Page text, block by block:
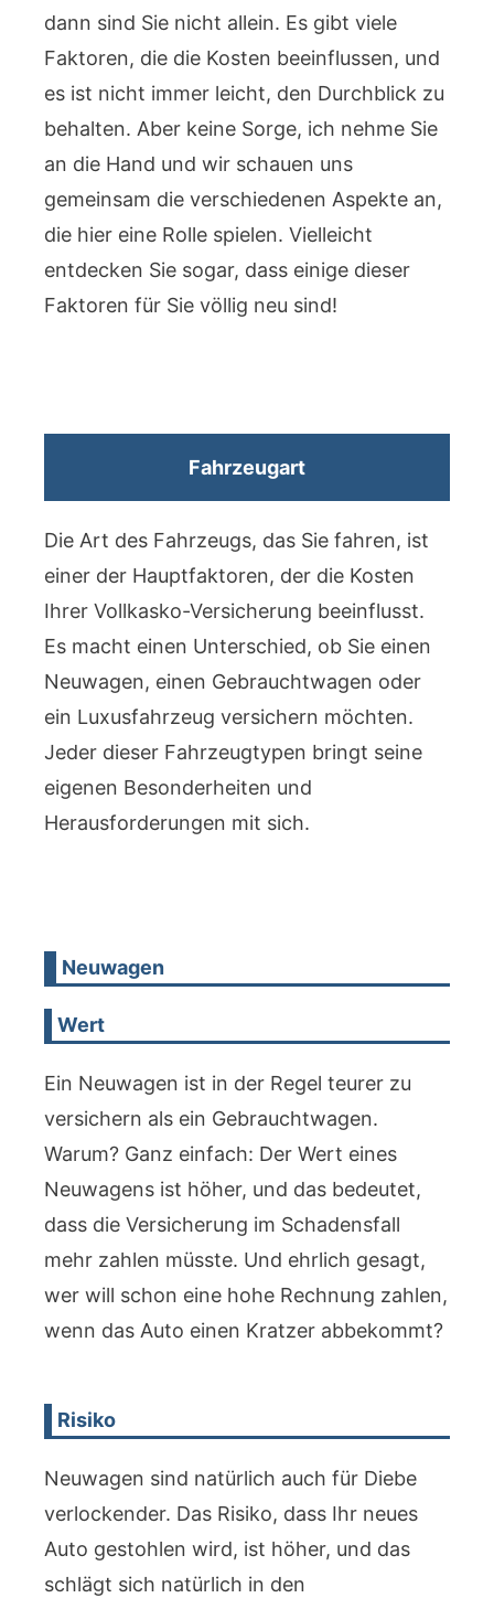
dann sind Sie nicht allein. Es gibt viele
Faktoren, die die Kosten beeinflussen, und
es ist nicht immer leicht, den Durchblick zu
behalten. Aber keine Sorge, ich nehme Sie
an die Hand und wir schauen uns
gemeinsam die verschiedenen Aspekte an,
die hier eine Rolle spielen. Vielleicht
entdecken Sie sogar, dass einige dieser
Faktoren für Sie völlig neu sind!
Fahrzeugart
Die Art des Fahrzeugs, das Sie fahren, ist
einer der Hauptfaktoren, der die Kosten
Ihrer Vollkasko-Versicherung beeinflusst.
Es macht einen Unterschied, ob Sie einen
Neuwagen, einen Gebrauchtwagen oder
ein Luxusfahrzeug versichern möchten.
Jeder dieser Fahrzeugtypen bringt seine
eigenen Besonderheiten und
Herausforderungen mit sich.
Neuwagen
Wert
Ein Neuwagen ist in der Regel teurer zu
versichern als ein Gebrauchtwagen.
Warum? Ganz einfach: Der Wert eines
Neuwagens ist höher, und das bedeutet,
dass die Versicherung im Schadensfall
mehr zahlen müsste. Und ehrlich gesagt,
wer will schon eine hohe Rechnung zahlen,
wenn das Auto einen Kratzer abbekommt?
Risiko
Neuwagen sind natürlich auch für Diebe
verlockender. Das Risiko, dass Ihr neues
Auto gestohlen wird, ist höher, und das
schlägt sich natürlich in den